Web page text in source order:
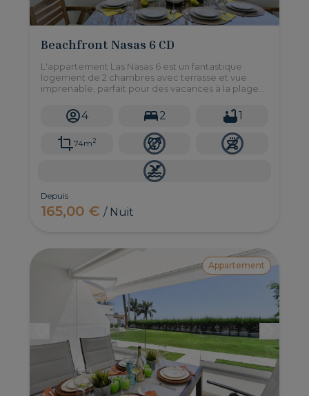
Beachfront Nasas 6 CD
L'appartement Las Nasas 6 est un fantastique
logement de 2 chambres avec terrasse et vue
imprenable, parfait pour des vacances à la plage
sud de Gran Canaria.
4 2 1
74m2
Depuis
165,00 €/ Nuit
Appartement